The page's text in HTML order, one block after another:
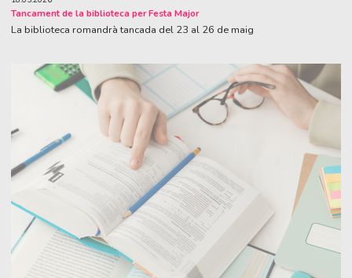
Tancament de la biblioteca per Festa Major
La biblioteca romandrà tancada del 23 al 26 de maig